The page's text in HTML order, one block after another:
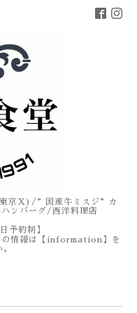
京X)/”国産牛ミスジ”カ
ンバーグ/西洋料理店
予約制】
情報は【information】を